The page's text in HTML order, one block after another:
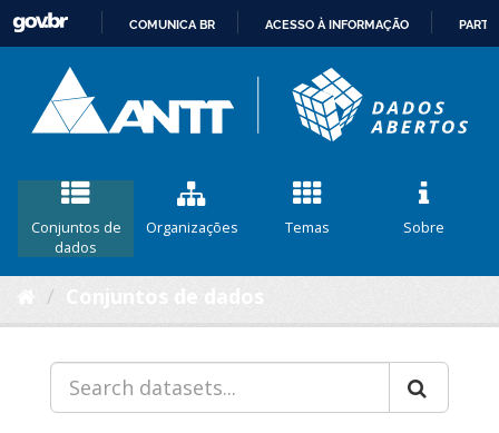
CONTEÚDO
COMUNICA BR ACESSO À INFORMAÇÃO
Conjuntos de
dados
Organizações Temas Sobre